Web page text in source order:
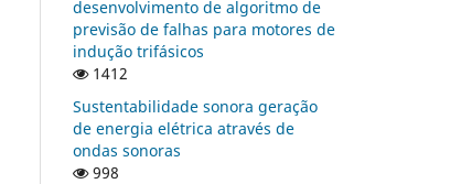
desenvolvimento de algoritmo de
previsão de falhas para motores de
indução trifásicos
1412
Sustentabilidade sonora geração
de energia elétrica através de
ondas sonoras
998